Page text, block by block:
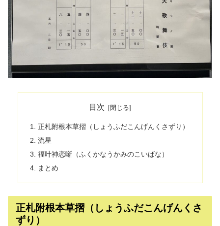
目次
正札附根本草摺（しょうふだこんげんくさずり）
流星
福叶神恋噺（ふくかなうかみのこいばな）
まとめ
正札附根本草摺（しょうふだこんげんくさ
ずり）